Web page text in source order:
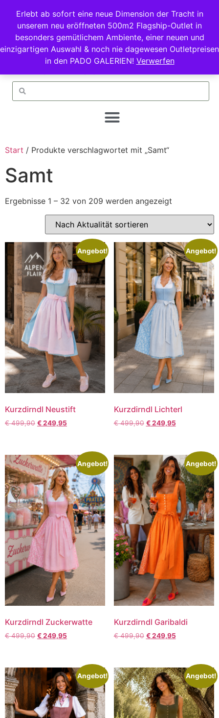
Erlebt ab sofort eine neue Dimension der Tracht in
unserem neu eröffneten 500m2 Flagship-Outlet in
besonders gemütlichem Ambiente, einer neuen und
einzigartigen Auswahl & noch nie dagewesen Outletpreisen
in den PADO GALERIEN! Verwerfen
Start / Produkte verschlagwortet mit „Samt“
Samt
Ergebnisse 1 – 32 von 209 werden angezeigt
Angebot!
Kurzdirndl Neustift
€499,90 €249,95
Angebot!
Kurzdirndl Lichterl
€499,90 €249,95
Angebot!
Kurzdirndl Zuckerwatte
€499,90 €249,95
Angebot!
Kurzdirndl Garibaldi
€499,90 €249,95
Angebot! Angebot!